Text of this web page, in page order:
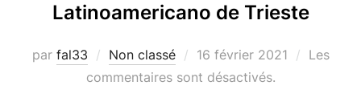
Latinoamericano de Trieste
par fal33 Non classé
Publié
le
16 février 2021
Les
commentaires sont désactivés.